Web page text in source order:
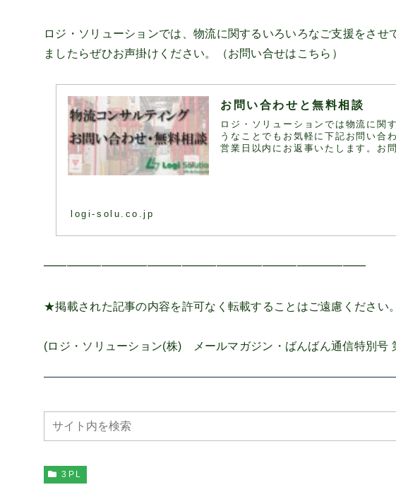
ロジ・ソリューションでは、物流に関するいろいろなご支援をさせ
ましたらぜひお声掛けください。（お問い合せは こちら ）
お問い合わせと無料相談
ロジ・ソリューションでは物流に関
うなことでもお気軽に下記お問い合
営業日以内にお返事いたします。お
logi-solu.co.jp
━━━━━━━━━━━━━━━━━━━━━━━━━━━━
★掲載された記事の内容を許可なく転載することはご遠慮ください。
(ロジ・ソリューション(株) メールマガジン・ばんばん通信特別
3PL